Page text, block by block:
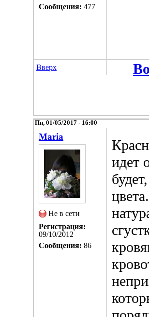
Сообщения: 477
Вверх
Пн, 01/05/2017 - 16:00
Maria
Не в сети
Регистрация:
09/10/2012
Сообщения: 86
идет